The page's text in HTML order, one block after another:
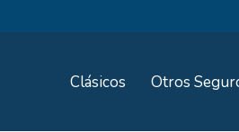
Clásicos Otros